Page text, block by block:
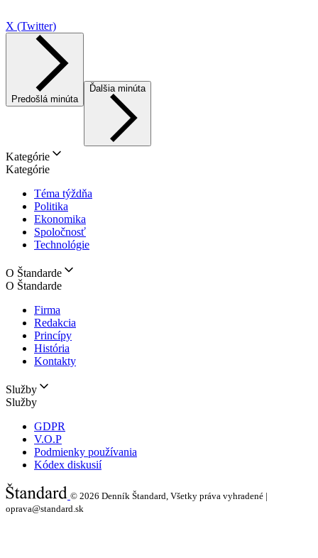
X (Twitter)
Predošlá minúta
Ďalšia minúta
Kategórie
Kategórie
Téma týždňa
Politika
Ekonomika
Spoločnosť
Technológie
O Štandarde
O Štandarde
Firma
Redakcia
Princípy
História
Kontakty
Služby
Služby
GDPR
V.O.P
Podmienky používania
Kódex diskusií
© 2026 Denník Štandard, Všetky práva vyhradené |
oprava@standard.sk